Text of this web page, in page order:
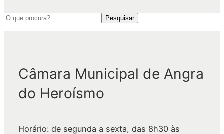
P
Pesquisar
Câmara Municipal de Angra
do Heroísmo
Horário: de segunda a sexta, das 8h30 às